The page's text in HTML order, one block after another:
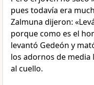
pues todavía era
Zalmuna dijeron:
porque como es el
levantó Gedeón y
los adornos de media
al cuello.